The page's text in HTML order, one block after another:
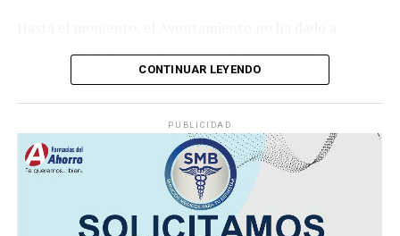
informado quién ocupará la Secretaría del
Se espera que en las próximas horas el gobierno
municipal emita una postura oficial sobre la salida del
funcionario y anuncie a la persona que asumirá el cargo.
CONTINUAR LEYENDO
PUBLICIDAD